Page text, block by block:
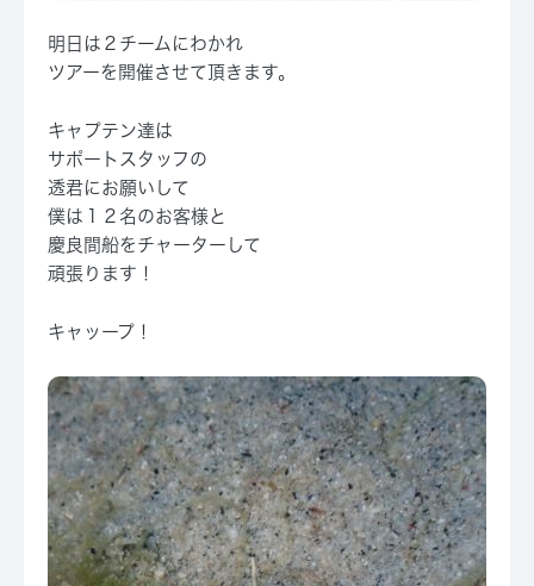
明日は２チームにわかれ
ツアーを開催させて頂きます。
キャプテン達は
サポートスタッフの
透君にお願いして
僕は１２名のお客様と
慶良間船をチャーターして
頑張ります！
キャッープ！